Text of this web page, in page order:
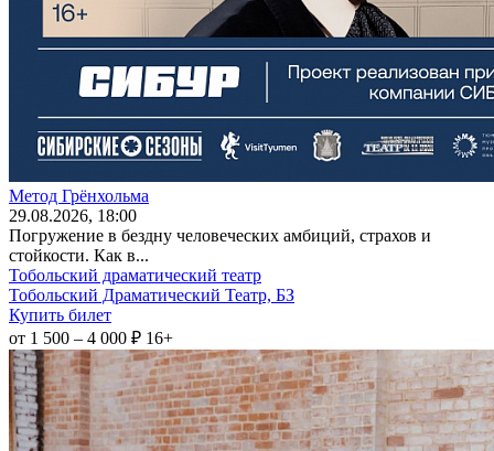
Метод Грёнхольма
29.08.2026, 18:00
Погружение в бездну человеческих амбиций, страхов и
стойкости. Как в...
Тобольский драматический театр
Тобольский Драматический Театр, БЗ
Купить билет
от 1 500 – 4 000 ₽ 16+